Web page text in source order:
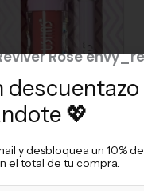
VER GALERÍA
descuentazo
💖
y desbloquea un 10% de
el total de tu compra​.